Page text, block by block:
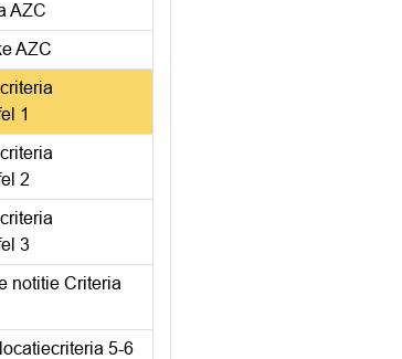
AZC
AZC
1
2
3
notitie Criteria
5-6